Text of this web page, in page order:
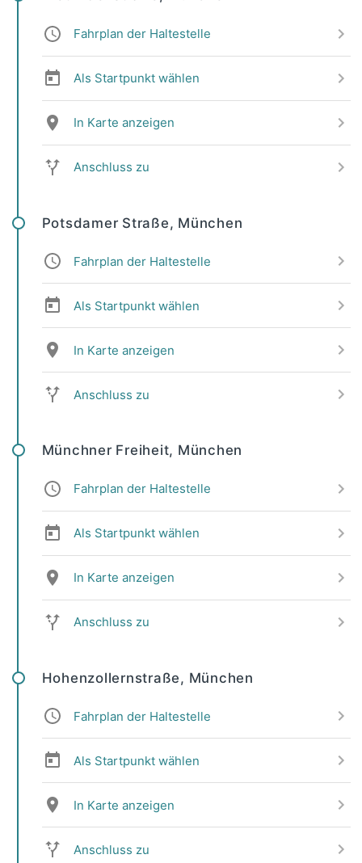
Fahrplan der Haltestelle
Als Startpunkt wählen
In Karte anzeigen
Anschluss zu
Potsdamer Straße, München
Fahrplan der Haltestelle
Als Startpunkt wählen
In Karte anzeigen
Anschluss zu
Münchner Freiheit, München
Fahrplan der Haltestelle
Als Startpunkt wählen
In Karte anzeigen
Anschluss zu
Hohenzollernstraße, München
Fahrplan der Haltestelle
Als Startpunkt wählen
In Karte anzeigen
Anschluss zu